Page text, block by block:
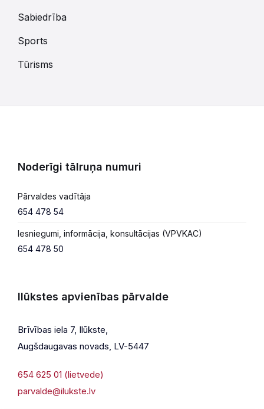
Sabiedrība
Sports
Tūrisms
Noderīgi tālruņa numuri
Pārvaldes vadītāja
654 478 54
Iesniegumi, informācija, konsultācijas (VPVKAC)
654 478 50
Ilūkstes apvienības pārvalde
Brīvības iela 7, Ilūkste,
Augšdaugavas novads, LV-5447
654 625 01 (lietvede)
parvalde@ilukste.lv